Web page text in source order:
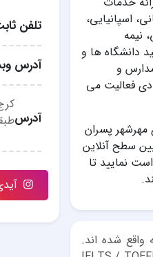
اسپانیایی،
نیمه
دانشگاه ها و
و
فعالیت می
پسران
سطح آنلاین
نمایید تا
شده اند.
تلفن
آدرس
آدرس